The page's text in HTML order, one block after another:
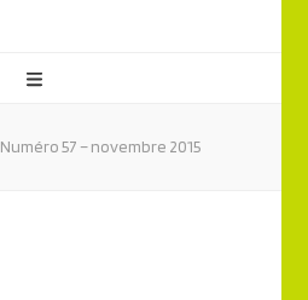
Numéro 57 – novembre 2015